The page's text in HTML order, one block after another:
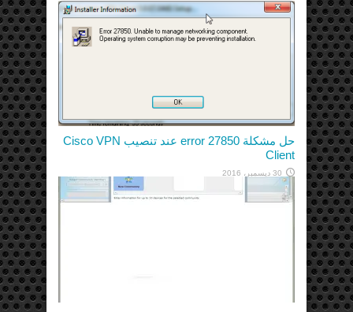
حل مشكلة error 27850 عند تنصيب Cisco VPN
Client
30 ديسمبر، 2016